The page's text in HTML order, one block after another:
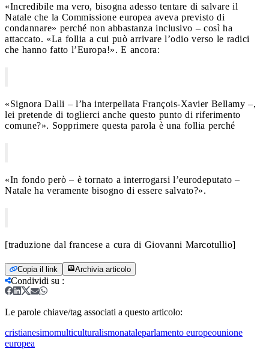
«Incredibile ma vero, bisogna adesso tentare di salvare il
Natale che la Commissione europea aveva previsto di
condannare» perché non abbastanza inclusivo – così ha
attaccato. «La follia a cui può arrivare l’odio verso le radici
che hanno fatto l’Europa!». E ancora:
«Signora Dalli – l’ha interpellata François-Xavier Bellamy –,
lei pretende di toglierci anche questo punto di riferimento
comune?». Sopprimere questa parola è una follia perché
«In fondo però – è tornato a interrogarsi l’eurodeputato –
Natale ha veramente bisogno di essere salvato?».
[traduzione dal francese a cura di Giovanni Marcotullio]
Copia il link Archivia articolo
Condividi su :
Le parole chiave/tag associati a questo articolo:
cristianesimomulticulturalismonataleparlamento europeounione
europea